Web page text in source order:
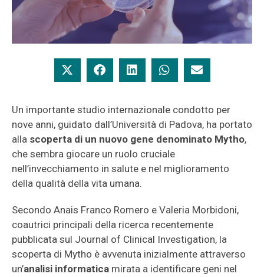
Un importante studio internazionale condotto per
nove anni, guidato dall’Università di Padova, ha portato
alla scoperta di un nuovo gene denominato Mytho,
che sembra giocare un ruolo cruciale
nell’invecchiamento in salute e nel miglioramento
della qualità della vita umana.
Secondo Anais Franco Romero e Valeria Morbidoni,
coautrici principali della ricerca recentemente
pubblicata sul Journal of Clinical Investigation, la
scoperta di Mytho è avvenuta inizialmente attraverso
un’analisi informatica mirata a identificare geni nel